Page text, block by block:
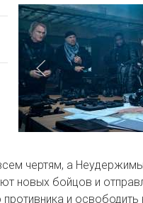
чертям, а
новых бойцов и
и